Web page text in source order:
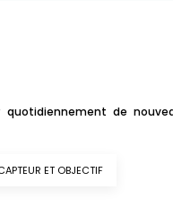
de
ET OBJECTIF